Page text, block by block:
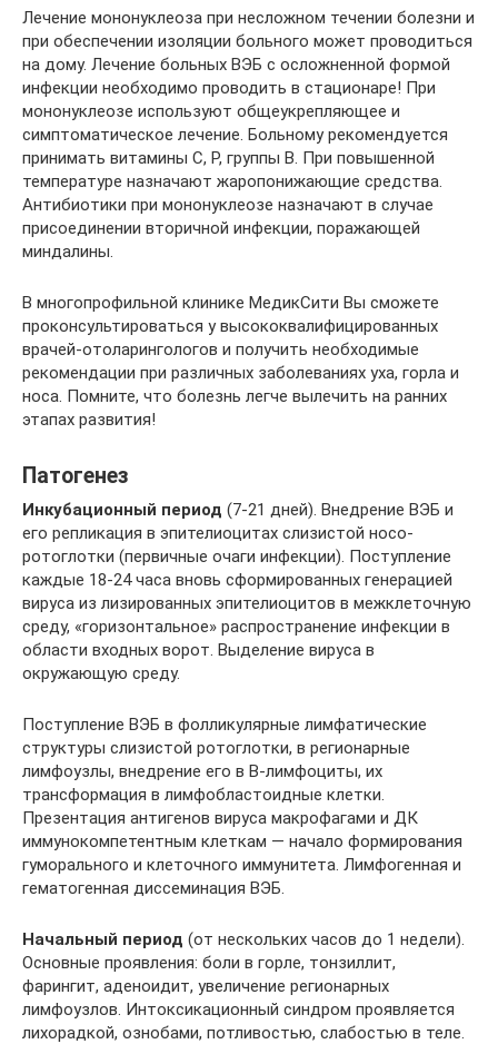
Лечение мононуклеоза при несложном течении болезни и
при обеспечении изоляции больного может проводиться
на дому. Лечение больных ВЭБ с осложненной формой
инфекции необходимо проводить в стационаре! При
мононуклеозе используют общеукрепляющее и
симптоматическое лечение. Больному рекомендуется
принимать витамины С, Р, группы В. При повышенной
температуре назначают жаропонижающие средства.
Антибиотики при мононуклеозе назначают в случае
присоединении вторичной инфекции, поражающей
миндалины.
В многопрофильной клинике МедикСити Вы сможете
проконсультироваться у высококвалифицированных
врачей-отоларингологов и получить необходимые
рекомендации при различных заболеваниях уха, горла и
носа. Помните, что болезнь легче вылечить на ранних
этапах развития!
Патогенез
Инкубационный период (7-21 дней). Внедрение ВЭБ и
его репликация в эпителиоцитах слизистой носо-
ротоглотки (первичные очаги инфекции). Поступление
каждые 18-24 часа вновь сформированных генерацией
вируса из лизированных эпителиоцитов в межклеточную
среду, «горизонтальное» распространение инфекции в
области входных ворот. Выделение вируса в
окружающую среду.
Поступление ВЭБ в фолликулярные лимфатические
структуры слизистой ротоглотки, в регионарные
лимфоузлы, внедрение его в В-лимфоциты, их
трансформация в лимфобластоидные клетки.
Презентация антигенов вируса макрофагами и ДК
иммунокомпетентным клеткам — начало формирования
гуморального и клеточного иммунитета. Лимфогенная и
гематогенная диссеминация ВЭБ.
Начальный период (от нескольких часов до 1 недели).
Основные проявления: боли в горле, тонзиллит,
фарингит, аденоидит, увеличение регионарных
лимфоузлов. Интоксикационный синдром проявляется
лихорадкой, ознобами, потливостью, слабостью в теле.